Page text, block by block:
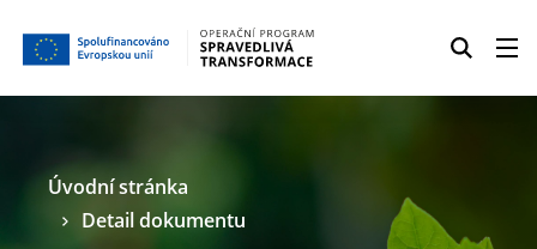
Úvodní stránka
Detail dokumentu